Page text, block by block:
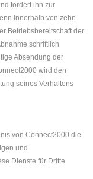
fordert ihn zur
innerhalb von zehn
Betriebsbereitschaft der
schriftlich
Absendung der
wird den
seines Verhaltens
von Connect2000 die
und
Dienste für Dritte